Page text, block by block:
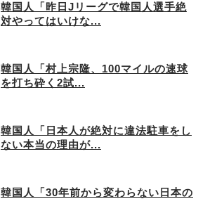
韓国人「昨日Jリーグで韓国人選手絶
対やってはいけな...
韓国人「村上宗隆、100マイルの速球
を打ち砕く2試...
韓国人「日本人が絶対に違法駐車をし
ない本当の理由が...
韓国人「30年前から変わらない日本の